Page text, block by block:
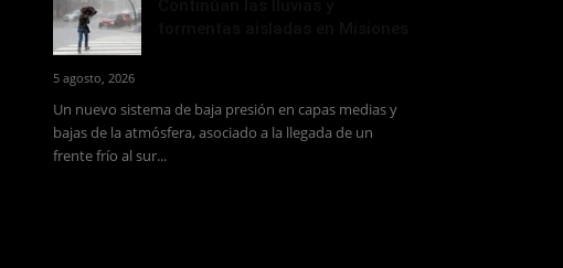
5 agosto, 2026
Un nuevo sistema de baja presión en capas medias y
bajas de la atmósfera, asociado a la llegada de un
frente frío al sur...